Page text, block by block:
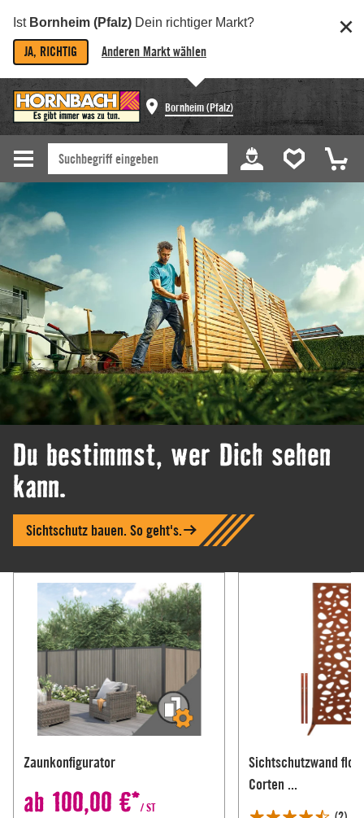
Ist Bornheim (Pfalz) Dein richtiger Markt?
JA, RICHTIG Anderen Markt wählen
Bornheim (Pfalz)